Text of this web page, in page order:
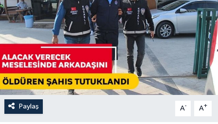
Paylaş A- A+